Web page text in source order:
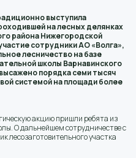
выступила
на лесных делянках
района Нижегородской
сотрудники АО «Волга»,
лесничество на базе
школы Варнавинского
порядка семи тысяч
системой на площади более
акцию пришли ребята из
О дальнейшем сотрудничестве с
лесозаготовительного участка